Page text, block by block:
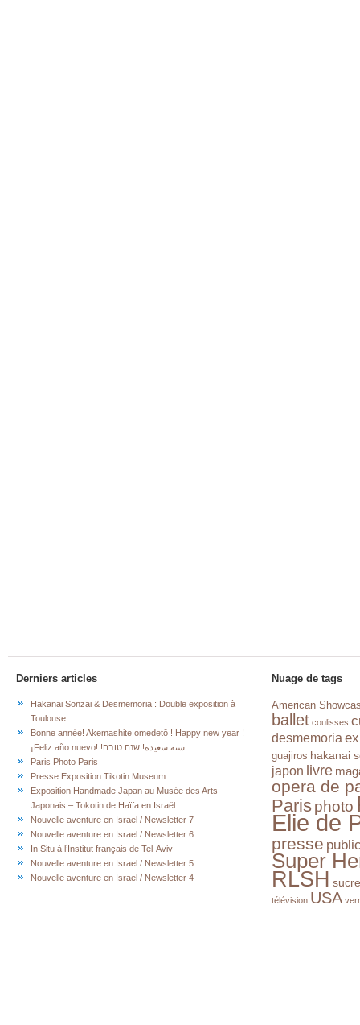
Derniers articles
Hakanai Sonzai & Desmemoria : Double exposition à
Toulouse
Bonne année! Akemashite omedetō ! Happy new year !
¡Feliz año nuevo! !سنة سعيدة! שנה טובה
Paris Photo Paris
Presse Exposition Tikotin Museum
Exposition Handmade Japan au Musée des Arts
Japonais – Tokotin de Haïfa en Israël
Nouvelle aventure en Israel / Newsletter 7
Nouvelle aventure en Israel / Newsletter 6
In Situ à l’Institut français de Tel-Aviv
Nouvelle aventure en Israel / Newsletter 5
Nouvelle aventure en Israel / Newsletter 4
Nuage de tags
American
ballet coulisses
desmemoria
guajiros hakanai
japon livre
opera de
Paris photo
Elie de
presse
Super
RLSH sucre
télévision USA